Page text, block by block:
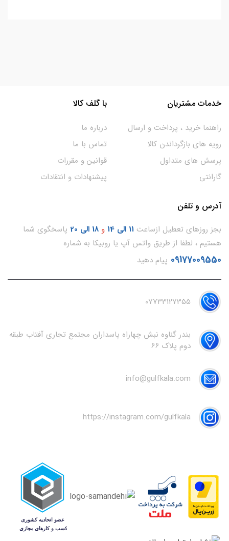
خدمات مشتریان
راهنما خرید ، پرداخت و ارسال
رویه های بازگرداندن کالا
پرسش های متداول
گارانتی
با گلف کالا
درباره ما
تماس با ما
قوانین و مقررات
پیشنهادات و انتقادات
آدرس و تلفن
بجز روزهای تعطیل ازساعت 11 الی 14 و 18 الی 20
پاسخگوی شما
هستیم ، لطفا از طریق واتس آپ یا روبیکا به شماره
09177009550 پیام دهید
07733127355
بندر گناوه نبش چهاراه پاسداران مجتمع تجاری آفتاب طبقه
دوم پلاک 66
info@gulfkala.com
https://instagram.com/gulfkala